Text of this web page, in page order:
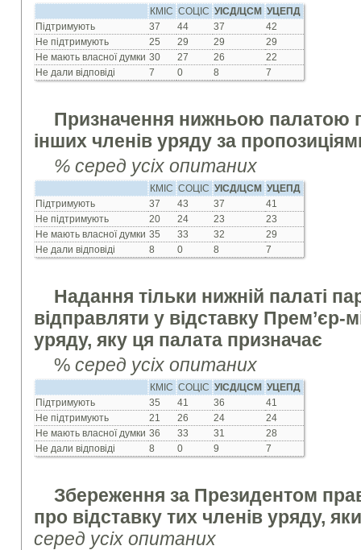
КМІС СОЦІС УІСД/ЦСМ
УЦЕПД
Підтримують
37 44 37
42
Не підтримують
25 29 29
29
Не мають власної думки 30 27 26
22
Не дали відповіді
7 0 8 7
Призначення нижньою палатою
інших членів уряду за
% серед усіх опитаних
КМІС СОЦІС УІСД/ЦСМ
УЦЕПД
Підтримують
37 43 37
41
Не підтримують
20 24 23
23
Не мають власної думки 35 33 32
29
Не дали відповіді
8 0 8 7
Надання тільки нижній палаті
відправляти у відставку Прем’єр-
уряду, яку ця палата призначає
%серед усіх опитаних
КМІС СОЦІС УІСД/ЦСМ
УЦЕПД
Підтримують
35 41 36
41
Не підтримують
21 26 24
24
Не мають власної думки 36 33 31
28
Не дали відповіді
8 0 9 7
Збереження за Президентом
про відставку тих членів уряду,
серед усіх опитаних